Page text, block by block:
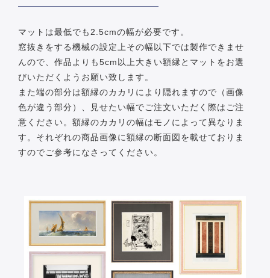
マットは最低でも2.5cmの幅が必要です。
窓抜きをする機械の設定上その幅以下では製作できませ
んので、作品よりも5cm以上大きい額縁とマットをお選
びいただくようお願い致します。
また端の部分は額縁のカカリにより隠れますので（画像
色が違う部分）、見せたい幅でご注文いただく際はご注
意ください。額縁のカカリの幅はモノによって異なりま
す。それぞれの商品画像に額縁の断面図を載せておりま
すのでご参考になさってください。